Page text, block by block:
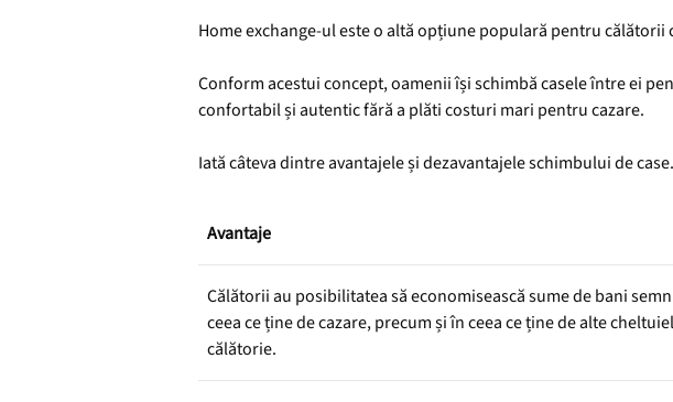
Home exchange-ul este o altă opțiune populară pentru
Conform acestui concept, oamenii își schimbă casele între ei
confortabil și autentic fără a plăti costuri mari pentru cazare.
Iată câteva dintre avantajele și dezavantajele schimbului de case.
Avantaje
Călătorii au posibilitatea să economisească sume de bani
ceea ce ține de cazare, precum și în ceea ce ține de alte
călătorie.